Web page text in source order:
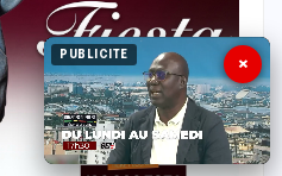
×
PUBLICITE